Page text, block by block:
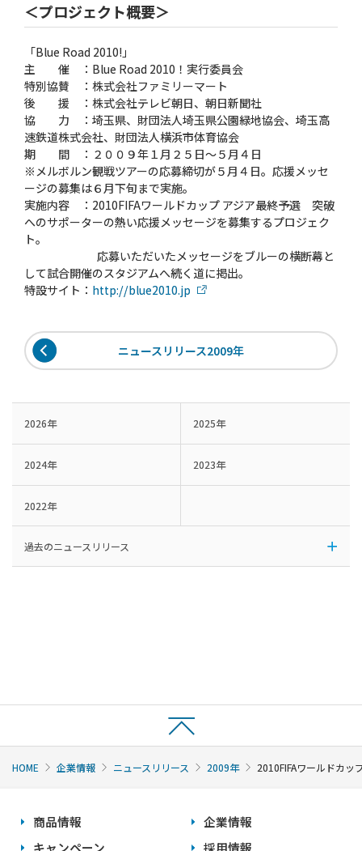
＜プロジェクト概要＞
「Blue Road 2010!」
主 催 ：Blue Road 2010！実行委員会
特別協賛 ：株式会社ファミリーマート
後 援 ：株式会社テレビ朝日、朝日新聞社
協 力 ：埼玉県、財団法人埼玉県公園緑地協会、埼玉高
速鉄道株式会社、財団法人横浜市体育協会
期 間 ：２００９年１月２５日〜５月４日
※メルボルン観戦ツアーの応募締切が５月４日。応援メッセ
ージの募集は６月下旬まで実施。
実施内容 ：2010FIFAワールドカップ アジア最終予選 突破
へのサポーターの熱い応援メッセージを募集するプロジェク
ト。
応募いただいたメッセージをブルーの横断幕と
して試合開催のスタジアムへ続く道に掲出。
特設サイト： http://blue2010.jp
ニュースリリース2009年
2026年 2025年
2024年 2023年
2022年
過去のニュースリリース
HOME 企業情報 ニュースリリース 2009年 2010FIFAワールドカ
商品情報
キャンペーン
企業情報
採用情報